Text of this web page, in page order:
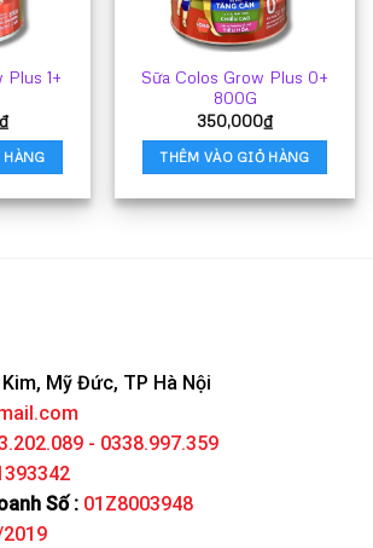
Plus 1+
HÀNG
Sữa Colos Grow Plus 0+
800G
350,000₫
THÊM VÀO GIỎ HÀNG
Mỹ Đức, TP Hà Nội
- 0338.997.359
Số : 01Z8003948